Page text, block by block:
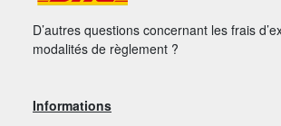
D’autres questions concernant les frais
modalités de règlement ?
Informations